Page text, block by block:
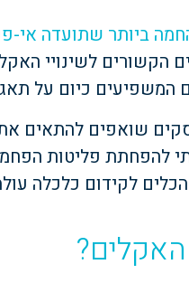
ביותר שתועדה אי-
הקשורים לשינויי
המשפיעים כיום על
שואפים להתאים
להפחתת פליטות
לקידום כלכלה
האקלים?